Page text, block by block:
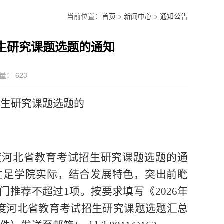
当前位置： 首页 > 新闻中心 > 通知公告
研究课题选题的通知
： 623
研究课题选题的
河北省教育考试招生研究课题选题的通
学院实际，结合发展特色，突出前瞻
推荐不超过1项。按要求填写《2026年
河北省教育考试招生研究课题选题汇总